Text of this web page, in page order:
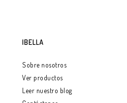
IBELLA
Sobre nosotros
Ver productos
Leer nuestro blog